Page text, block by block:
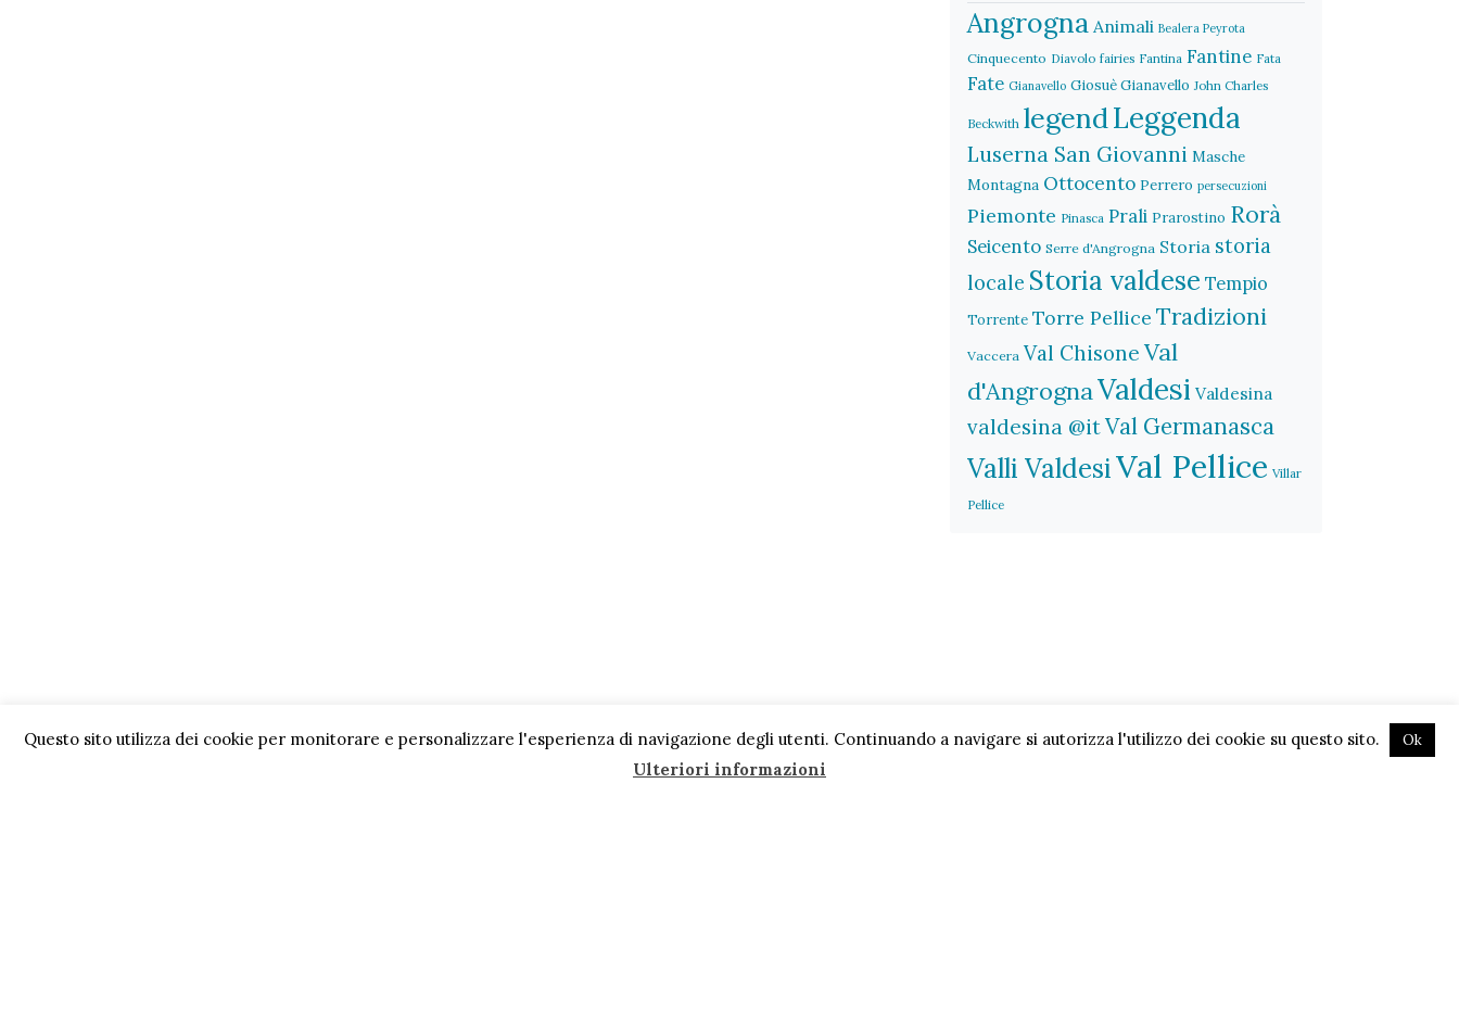
Angrogna Animali Bealera Peyrota
Cinquecento Diavolo fairies Fantina Fantine Fata
Fate Gianavello Giosuè Gianavello John Charles
Beckwith legendLeggenda
Luserna San Giovanni Masche
Montagna Ottocento Perrero persecuzioni
Piemonte Pinasca Prali Prarostino Rorà
Seicento Serre d'Angrogna Storia storia
locale Storia valdese Tempio
Torrente Torre Pellice Tradizioni
Vaccera Val Chisone Val
d'AngrognaValdesi Valdesina
valdesina @itVal Germanasca
Valli ValdesiVal Pellice Villar
Pellice
Questo sito utilizza dei cookie per monitorare e personalizzare l'esperienza di navigazione degli utenti. Continuando a navigare si autorizza l'utilizzo dei cookie su questo sito. Ok
Ulteriori informazioni